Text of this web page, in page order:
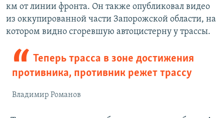
км от линии фронта. Он также опубликовал видео
из оккупированной части Запорожской области, на
котором видно сгоревшую автоцистерну у трассы.
Теперь трасса в зоне достижения
противника, противник режет трассу
Владимир Романов